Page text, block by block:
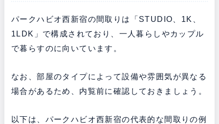
パークハビオ西新宿の間取りは「STUDIO、1K、
1LDK」で構成されており、一人暮らしやカップル
で暮らすのに向いています。
なお、部屋のタイプによって設備や雰囲気が異なる
場合があるため、内覧前に確認しておきましょう。
以下は、パークハビオ西新宿の代表的な間取りの例